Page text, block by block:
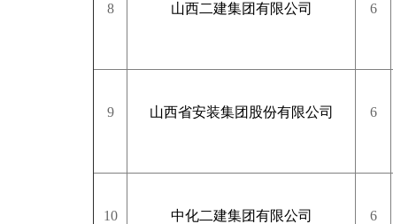
8 山西二建集团有限公司 6
9 山西省安装集团股份有限公司 6
10 中化二建集团有限公司 6